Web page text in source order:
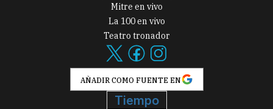
Mitre en vivo
La 100 en vivo
Teatro tronador
AÑADIR COMO FUENTE EN
Tiempo